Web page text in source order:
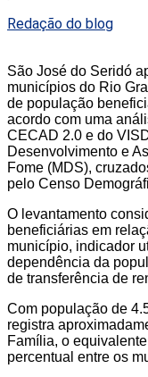
Redação do blog
São José do Seridó
municípios do Rio
de população
acordo com uma
CECAD 2.0 e do
Desenvolvimento e
Fome (MDS),
pelo Censo
O levantamento
beneficiárias em
município, indicador
dependência da
de transferência de
Com população de
registra
Família, o
percentual entre os